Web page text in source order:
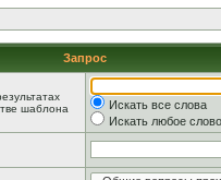
Запрос
шаблона
Искать все слова
Искать любое